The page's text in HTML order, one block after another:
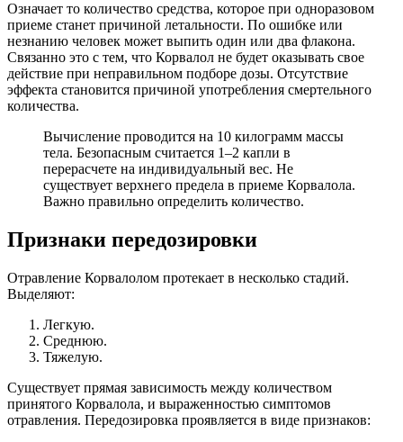
Означает то количество средства, которое при одноразовом
приеме станет причиной летальности. По ошибке или
незнанию человек может выпить один или два флакона.
Связанно это с тем, что Корвалол не будет оказывать свое
действие при неправильном подборе дозы. Отсутствие
эффекта становится причиной употребления смертельного
количества.
Вычисление проводится на 10 килограмм массы
тела. Безопасным считается 1–2 капли в
перерасчете на индивидуальный вес. Не
существует верхнего предела в приеме Корвалола.
Важно правильно определить количество.
Признаки передозировки
Отравление Корвалолом протекает в несколько стадий.
Выделяют:
Легкую.
Среднюю.
Тяжелую.
Существует прямая зависимость между количеством
принятого Корвалола, и выраженностью симптомов
отравления. Передозировка проявляется в виде признаков: